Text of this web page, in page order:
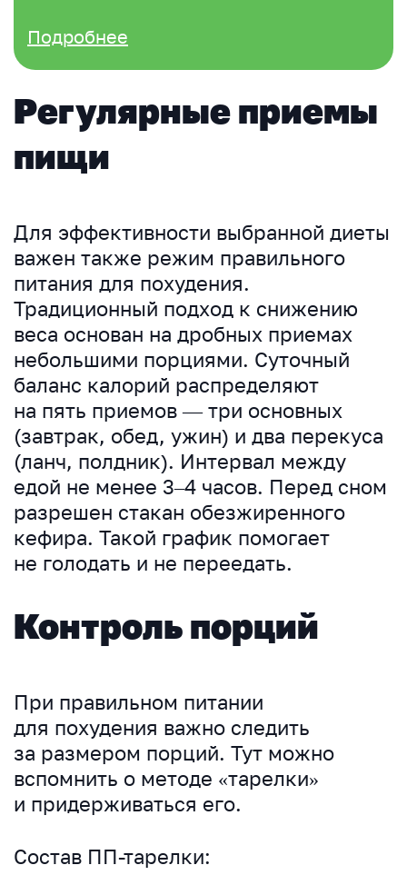
Подробнее
Регулярные приемы
пищи
Для эффективности выбранной диеты
важен также режим правильного
питания для похудения.
Традиционный подход к снижению
веса основан на дробных приемах
небольшими порциями. Суточный
баланс калорий распределяют
на пять приемов — три основных
(завтрак, обед, ужин) и два перекуса
(ланч, полдник). Интервал между
едой не менее 3–4 часов. Перед сном
разрешен стакан обезжиренного
кефира. Такой график помогает
не голодать и не переедать.
Контроль порций
При правильном питании
для похудения важно следить
за размером порций. Тут можно
вспомнить о методе «тарелки»
и придерживаться его.
Состав ПП-тарелки: